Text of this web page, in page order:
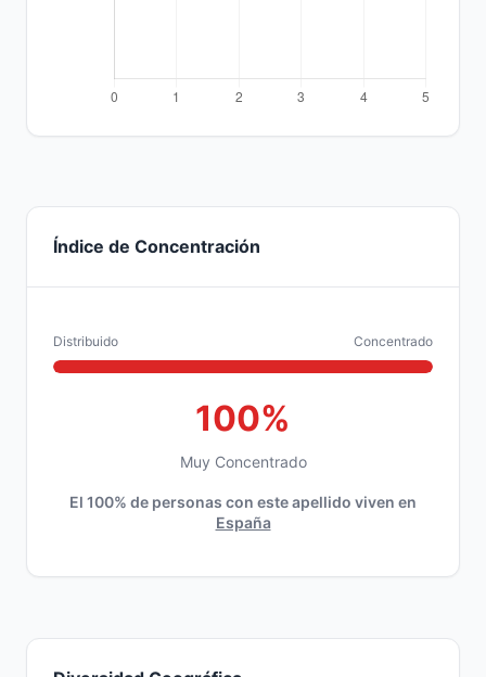
Índice de Concentración
Distribuido Concentrado
100%
Muy Concentrado
El 100% de personas con este apellido viven en
España